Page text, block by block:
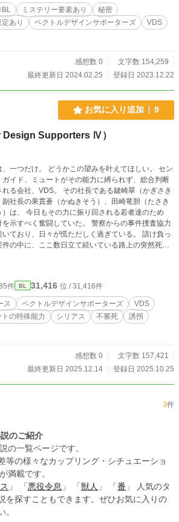
BL ミステリー要素あり
秘密
あり ベクトルデザインサポーターズ
VDS
感想数 0
文字数 154,259
最終更新日 2024.02.25
登録日 2023.12.22
お気に入り追加 9
Design Supporters Ⅳ）
一つだけ。 どうかこの望みを叶えてほしい。 セン
ガイド、ミュートがその能力に縛られず、総合判断
れる会社、VDS。 その社長である鍵崎翠（かぎさき
副社長の果貫蒼（かぬきそう）、田崎竜胆（たさき
）は、 今日もその力に振り回される若者達のため
を示すべく奮闘していた。 警察からの事件捜査協力
ており、日々が慌ただしく過ぎている。 請け負っ
件の中に、ここ数日立て続いている路上の突然死に
もあり、 翠と蒼、社員の真壁翔平（まかべしょう
壁鉄平（まかべてっぺい）ペアは、日々データの
の忙しい最中、ガイドである野本慎
しんや）が、その育ての親である野本英子（のも
の米寿を祝うために帰省。そこで行方不明になっ
漱（すすぐ）を探して欲しいと言われる。その話
いたブンジャガの店長でVDS社員でもあるミチ（中
ずにケアができるという踊り子」として人気を博し
里（のもといのり）だった。 祈里と漱、そして
関係性。そして、漱の「数百年に一人しか現れな
れる特殊な能力。それが明らかになる時、複数の事
かを知った時、肇が生まれて初めてのゾーンアウト
）と野本祈里（のもといのり）、そして肇の同僚で
染の相原哲（あいはらさとし）が参入し、新たな
現れるセンチネルバースミステリー。VDSシリーズ
です。
件 BL 31,416 位 / 31,416件
ス ベクトルデザインサポーターズ
VDS
トの特殊能力 シリアス 不審死
誘拐
感想数 0
文字数 157,421
最終更新日 2025.12.14
登録日 2025.10.25
3件
のご紹介
の一覧ページです。
等の様々なカップリング・シチュエーショ
満載です。
」 「 悪役令息 」 「 獣人 」 「 番 」 人気のタ
を探すこともできます。ぜひお気に入りの
。